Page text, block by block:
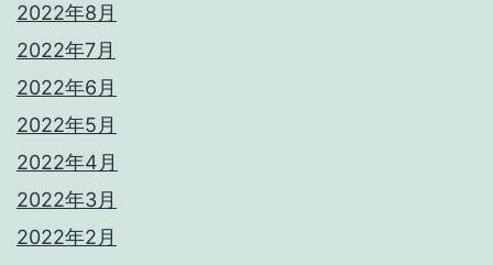
2022年8月
2022年7月
2022年6月
2022年5月
2022年4月
2022年3月
2022年2月